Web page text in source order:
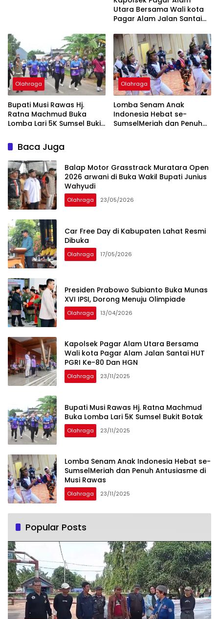
Utara Bersama Wali kota
Pagar Alam Jalan Santai
Olahraga
Bupati Musi Rawas Hj.
Ratna Machmud Buka
Lomba Lari 5K Sumsel Bukit
Olahraga
Lomba Senam Anak
Indonesia Hebat se-
SumselMeriah dan Penuh
Baca Juga
Balap Motor Grasstrack Muratara Open
2026 arwani di Buka Wakil Bupati Junius
Wahyudi
Olahraga 23/05/2026
Car Free Day di Kabupaten Lahat Resmi
Dibuka
Olahraga 17/05/2026
Presiden Prabowo Subianto Buka Munas
XVI IPSI, Dorong Menuju Olimpiade
Olahraga 13/04/2026
Kapolsek Pagar Alam Utara Bersama
Wali kota Pagar Alam Jalan Santai HUT
PGRI Ke-80 Dan HGN
Olahraga 23/11/2025
Bupati Musi Rawas Hj. Ratna Machmud
Buka Lomba Lari 5K Sumsel Bukit Botak
Olahraga 23/11/2025
Lomba Senam Anak Indonesia Hebat se-
SumselMeriah dan Penuh Antusiasme di
Musi Rawas
Olahraga 23/11/2025
Popular Posts